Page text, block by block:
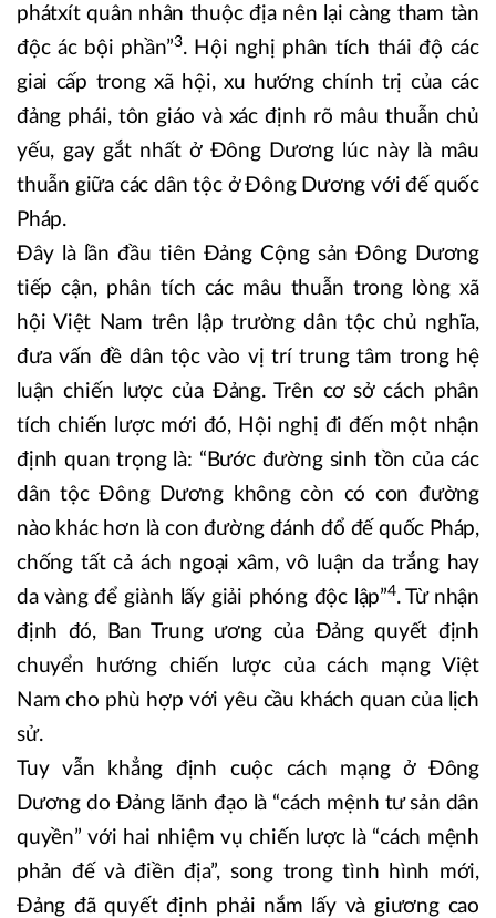
phátxít quân nhân thuộc địa nên lại càng tham tàn
độc ác bội phần”3. Hội nghị phân tích thái độ các
giai cấp trong xã hội, xu hướng chính trị của các
đảng phái, tôn giáo và xác định rõ mâu thuẫn chủ
yếu, gay gắt nhất ở Đông Dương lúc này là mâu
thuẫn giữa các dân tộc ở Đông Dương với đế quốc
Pháp.
Đây là lần đầu tiên Đảng Cộng sản Đông Dương
tiếp cận, phân tích các mâu thuẫn trong lòng xã
hội Việt Nam trên lập trường dân tộc chủ nghĩa,
đưa vấn đề dân tộc vào vị trí trung tâm trong hệ
luận chiến lược của Đảng. Trên cơ sở cách phân
tích chiến lược mới đó, Hội nghị đi đến một nhận
định quan trọng là: “Bước đường sinh tồn của các
dân tộc Đông Dương không còn có con đường
nào khác hơn là con đường đánh đổ đế quốc Pháp,
chống tất cả ách ngoại xâm, vô luận da trắng hay
da vàng để giành lấy giải phóng độc lập”4. Từ nhận
định đó, Ban Trung ương của Đảng quyết định
chuyển hướng chiến lược của cách mạng Việt
Nam cho phù hợp với yêu cầu khách quan của lịch
sử.
Tuy vẫn khẳng định cuộc cách mạng ở Đông
Dương do Đảng lãnh đạo là “cách mệnh tư sản dân
quyền” với hai nhiệm vụ chiến lược là “cách mệnh
phản đế và điền địa”, song trong tình hình mới,
Đảng đã quyết định phải nắm lấy và giương cao